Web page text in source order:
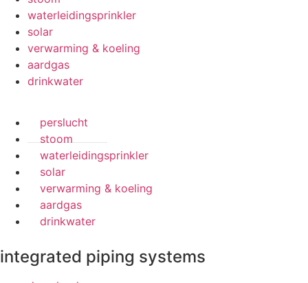
waterleidingsprinkler
solar
verwarming & koeling
aardgas
drinkwater
perslucht
stoom
waterleidingsprinkler
solar
verwarming & koeling
aardgas
drinkwater
integrated piping systems